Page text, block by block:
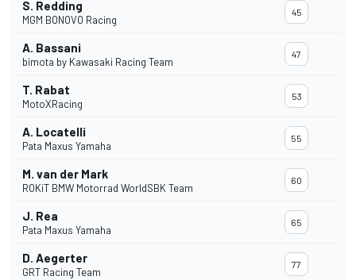
S. Redding
MGM BONOVO Racing
45
A. Bassani
bimota by Kawasaki Racing Team
47
T. Rabat
MotoXRacing
53
A. Locatelli
Pata Maxus Yamaha
55
M. van der Mark
ROKiT BMW Motorrad WorldSBK Team
60
J. Rea
Pata Maxus Yamaha
65
D. Aegerter
GRT Racing Team
77